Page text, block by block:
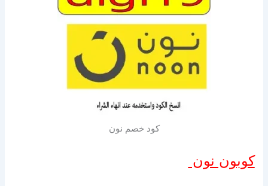
كود خصم نون
كوبون نون